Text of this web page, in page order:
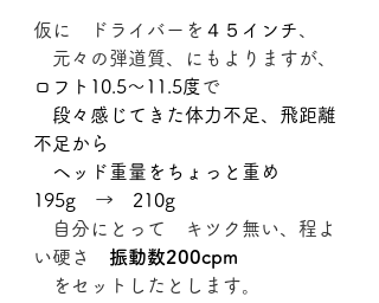
仮に　ドライバーを ４５インチ
元々の弾道質、にもよりますが、
ロフト10.5～11.5度 で
段々感じてきた体力不足、飛距離
不足から
ヘッド重量をちょっと重め
195g　→　210g
自分にとって　キツク無い、程よ
い硬さ 振動数200cpm
をセットしたとします。